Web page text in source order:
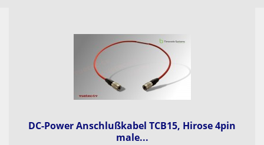
DC-Power Anschlußkabel TCB15, Hirose 4pin
male...